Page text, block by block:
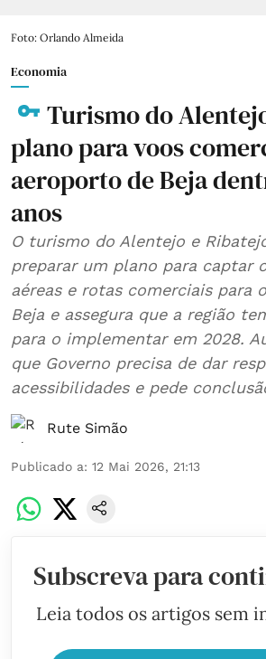
Foto: Orlando Almeida
Economia
Turismo do
plano para voos
aeroporto de Beja
anos
O turismo do Alentejo e
preparar um plano para captar
aéreas e rotas comerciais para
Beja e assegura que a região
para o implementar em 2028.
que Governo precisa de dar
acessibilidades e pede
Rute Simão
Publicado a: 12 Mai 2026, 21:13
Subscreva para
Leia todos os artigos sem